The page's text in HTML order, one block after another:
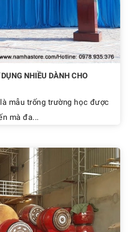
NHIỀU DÀNH CHO
mẫu trống trường học được
mà đa...